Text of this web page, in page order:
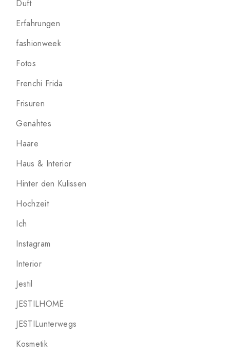
Duft
Erfahrungen
fashionweek
Fotos
Frenchi Frida
Frisuren
Genähtes
Haare
Haus & Interior
Hinter den Kulissen
Hochzeit
Ich
Instagram
Interior
Jestil
JESTILHOME
JESTILunterwegs
Kosmetik